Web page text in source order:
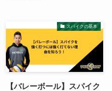
スパイクの基本
【バレーボール】スパイク